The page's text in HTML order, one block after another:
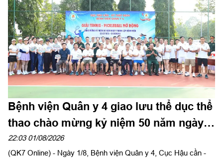
Bệnh viện Quân y 4 giao lưu thể dục thể
thao chào mừng kỷ niệm 50 năm ngày
thành lập
22:03 01/08/2026
(QK7 Online) - Ngày 1/8, Bệnh viện Quân y 4, Cục Hậu cần -